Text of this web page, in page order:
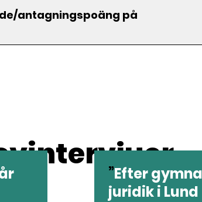
antagningspoäng på
Efter
juridik i